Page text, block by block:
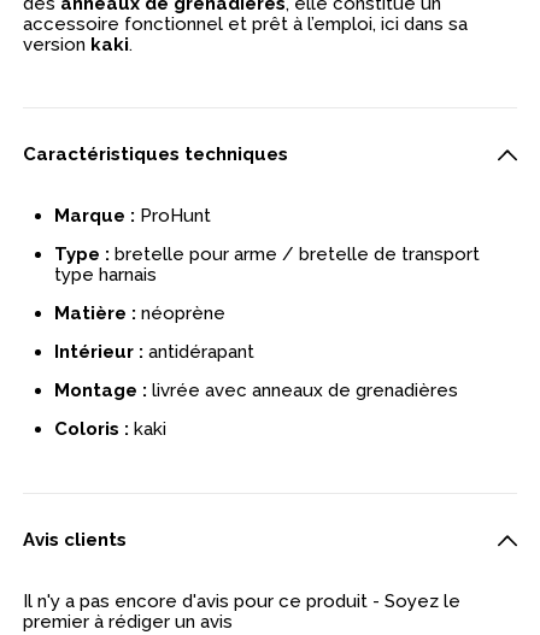
accessoire fonctionnel et prêt à l’emploi, ici dans sa
version kaki.
Caractéristiques techniques
Marque : ProHunt
Type : bretelle pour arme / bretelle de transport
type harnais
Matière : néoprène
Intérieur : antidérapant
Montage : livrée avec anneaux de grenadières
Coloris : kaki
Avis clients
Il n'y a pas encore d'avis pour ce produit - Soyez le
premier à rédiger un avis